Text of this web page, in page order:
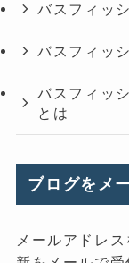
バスフィッ
バスフィッ
バスフィッ
とは
ブログをメ
メールアドレ